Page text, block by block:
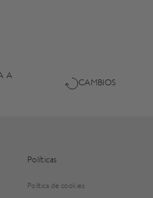
A
CAMBIOS
Políticas
Política de cookies